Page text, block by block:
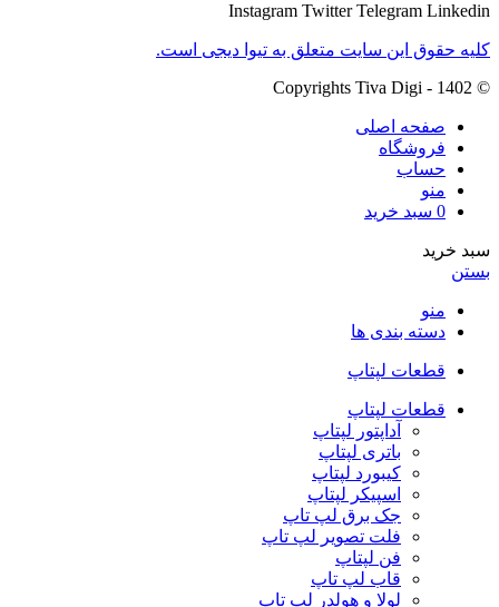
Instagram Twitter Telegram Linkedin
کلیه حقوق این سایت متعلق به تیوا دیجی است.
© Copyrights Tiva Digi - 1402
صفحه اصلی
فروشگاه
حساب
منو
0 سبد خرید
سبد خرید
بستن
منو
دسته بندی ها
قطعات لپتاپ
قطعات لپتاپ
آداپتور لپتاپ
باتری لپتاپ
کیبورد لپتاپ
اسپیکر لپتاپ
جک برق لپ تاپ
فلت تصویر لپ تاپ
فن لپتاپ
قاب لپ تاپ
لولا و هولدر لپ تاپ